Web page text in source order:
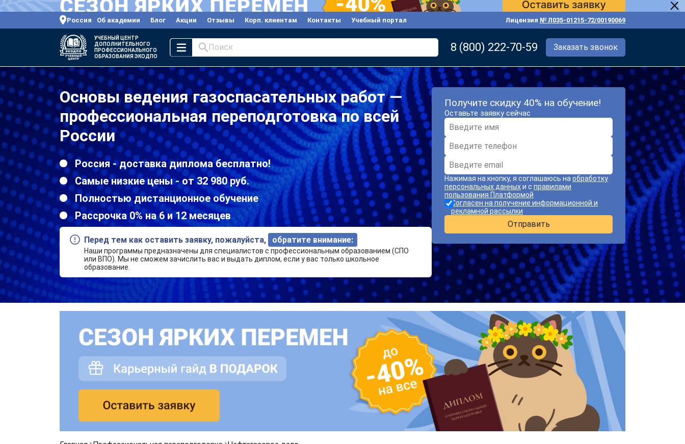
Россия Об академии Блог Акции Отзывы Корп. клиентам Контакты Учебный портал Лицензия № Л035-01215-72/00190069
УЧЕБНЫЙ ЦЕНТР
ДОПОЛНИТЕЛЬНОГО
ПРОФЕССИОНАЛЬНОГО
ОБРАЗОВАНИЯ ЭКОДПО
Поиск 8 (800) 222-70-59 Заказать звонок
Основы ведения газоспасательных работ —
профессиональная переподготовка по всей
России
Россия - доставка диплома бесплатно!
Самые низкие цены - от 32 980 руб.
Полностью дистанционное обучение
Рассрочка 0% на 6 и 12 месяцев
Перед тем как оставить заявку, пожалуйста, обратите внимание:
Наши программы предназначены для специалистов с профессиональным образованием (СПО
или ВПО). Мы не сможем зачислить вас и выдать диплом, если у вас только школьное
образование.
Получите скидку 40% на обучение!
Оставьте заявку сейчас
Нажимая на кнопку, я соглашаюсь на обработку
персональных данныхи с правилами
пользования Платформой
Согласен на получение информационной и
рекламной рассылки
Отправить